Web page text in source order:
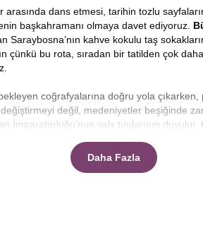
dans etmesi, tarihin tozlu
başkahramanı olmaya davet ediyoruz.
Saraybosna’nın kahve kokulu taş
çünkü bu rota, sıradan bir tatilden çok
coğrafyalarına doğru yola
değil, medeniyetler beşiğinde
İmparatorluğu’nun vals tınılarının duyulur.
ancak doğru planlanmış bir rota ile
değil, her anın tadının çıkarıldığı, her
Daha Fazla